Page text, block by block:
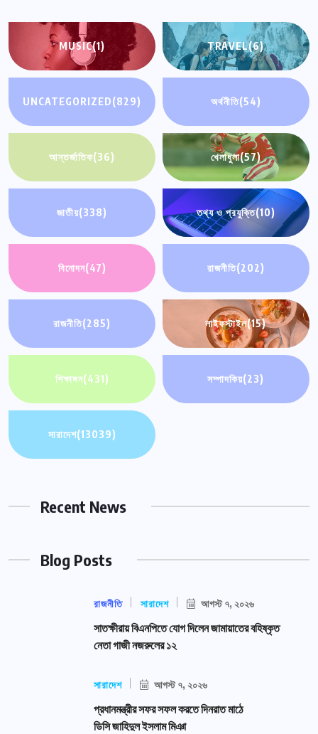
MUSIC(1) TRAVEL(6)
UNCATEGORIZED(829) অর্থনীতি(54)
আন্তর্জাতিক(36) খেলাধুলা(57)
জাতীয়(338) তথ্য ও প্রযুক্তি(10)
বিনোদন(47) রাজনীতি(202)
রাজনীতি(285) লাইফস্টাইল(15)
শিক্ষাঙ্গন(431) সম্পাদকিয়(23)
সারাদেশ(13039)
Recent News
Blog Posts
রাজনীতি সারাদেশ আগস্ট ৭, ২০২৬
সাতক্ষীরায় বিএনপিতে যোগ দিলেন জামায়াতের বহিষ্কৃত
নেতা গাজী নজরুলের ১২
সারাদেশ আগস্ট ৭, ২০২৬
প্রধানমন্ত্রীর সফর সফল করতে দিনরাত মাঠে
ডিসি জাহিদুল ইসলাম মিঞা